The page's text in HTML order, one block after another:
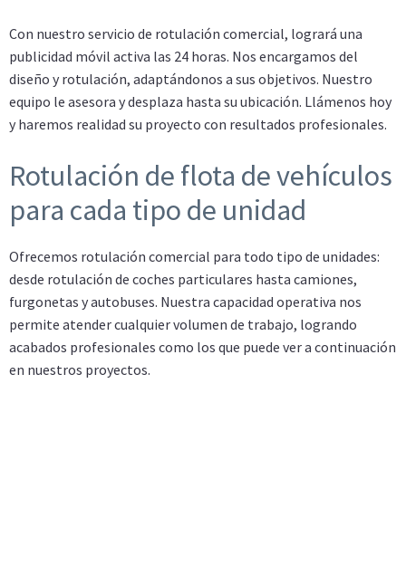
Con nuestro servicio de rotulación comercial, logrará una
publicidad móvil activa las 24 horas. Nos encargamos del
diseño y rotulación, adaptándonos a sus objetivos. Nuestro
equipo le asesora y desplaza hasta su ubicación. Llámenos hoy
y haremos realidad su proyecto con resultados profesionales.
Rotulación de flota de vehículos
para cada tipo de unidad
Ofrecemos rotulación comercial para todo tipo de unidades:
desde rotulación de coches particulares hasta camiones,
furgonetas y autobuses. Nuestra capacidad operativa nos
permite atender cualquier volumen de trabajo, logrando
acabados profesionales como los que puede ver a continuación
en nuestros proyectos.